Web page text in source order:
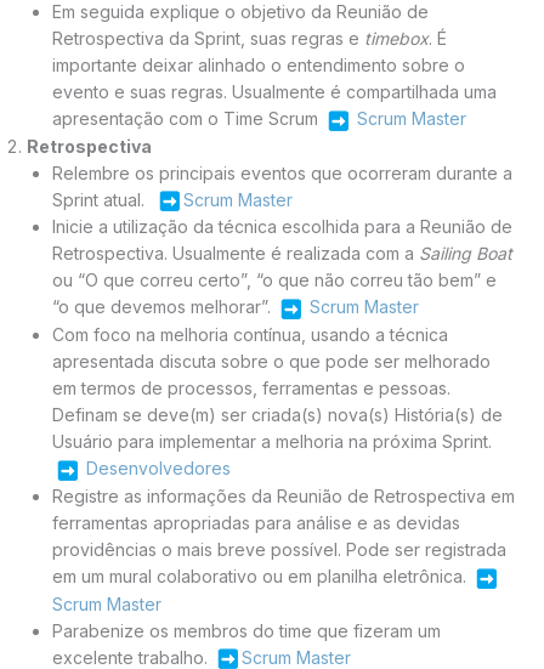
Em seguida explique o objetivo da Reunião de
Retrospectiva da Sprint, suas regras e timebox. É
importante deixar alinhado o entendimento sobre o
evento e suas regras. Usualmente é compartilhada uma
apresentação com o Time Scrum
Scrum Master
Retrospectiva
Relembre os principais eventos que ocorreram durante a
Sprint atual.
Scrum Master
Inicie a utilização da técnica escolhida para a Reunião de
Retrospectiva. Usualmente é realizada com a Sailing Boat
ou “O que correu certo”, “o que não correu tão bem” e
“o que devemos melhorar”.
Scrum Master
Com foco na melhoria contínua, usando a técnica
apresentada discuta sobre o que pode ser melhorado
em termos de processos, ferramentas e pessoas.
Definam se deve(m) ser criada(s) nova(s) História(s) de
Usuário para implementar a melhoria na próxima Sprint.
Desenvolvedores
Registre as informações da Reunião de Retrospectiva em
ferramentas apropriadas para análise e as devidas
providências o mais breve possível. Pode ser registrada
em um mural colaborativo ou em planilha eletrônica.
Scrum Master
Parabenize os membros do time que fizeram um
excelente trabalho.
Scrum Master